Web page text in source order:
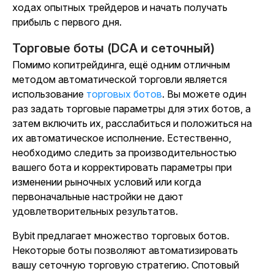
ходах опытных трейдеров и начать получать
прибыль с первого дня.
Торговые боты (DCA и сеточный)
Помимо копитрейдинга, ещё одним отличным
методом автоматической торговли является
использование торговых ботов. Вы можете один
раз задать торговые параметры для этих ботов, а
затем включить их, расслабиться и положиться на
их автоматическое исполнение. Естественно,
необходимо следить за производительностью
вашего бота и корректировать параметры при
изменении рыночных условий или когда
первоначальные настройки не дают
удовлетворительных результатов.
Bybit предлагает множество торговых ботов.
Некоторые боты позволяют автоматизировать
вашу сеточную торговую стратегию. Спотовый